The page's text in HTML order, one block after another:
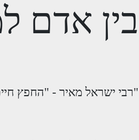
בין אדם
"רבי ישראל מאיר - "החפץ